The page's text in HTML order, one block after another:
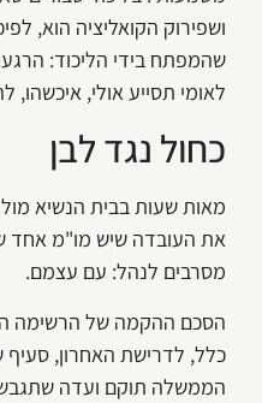
ושפירוק הקואליציה הוא,
שהמפתח בידי הליכוד:
לאומי תסייע אולי, איכשהו,
כחול נגד לבן
מאות שעות בבית הנשיא מול
את העובדה שיש מו"מ אחד
מסרבים לנהל: עם עצמם.
הסכם ההקמה של הרשימה
כלל, לדרישת האחרון,
הממשלה תוקם ועדה